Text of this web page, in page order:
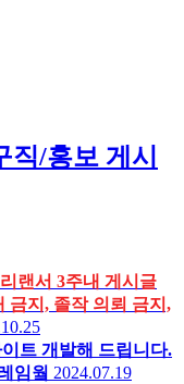
/홍보 게시
랜서 3주내 게시글
금지, 졸작 의뢰 금지,
트 개발해 드립니다.
임웤 2024.07.19